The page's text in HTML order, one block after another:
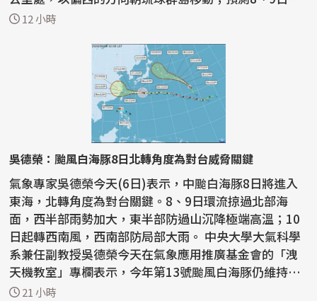
通過台...
12 小時
吳德榮：颱風白海豚8日北轉角度為對台威脅關鍵
氣象專家吳德榮今天(6日)表示，中颱白海豚8日將進入
東海，北轉角度為對台關鍵。8、9日環流掠過北部海
面，西半部雨勢加大，東半部防過山沉降極端高溫；10
日起轉西南風，西南部防局部大雨。 中央大學大氣科學
系兼任副教授吳德榮今天在氣象應用推廣基金會的「洩
天機教室」專欄表示，今年第13號颱風白海豚仍維持大
型中颱，...
21 小時